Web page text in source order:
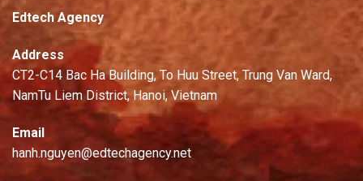
Edtech Agency
Address
CT2-C14 Bac Ha Building, To Huu Street, Trung Van Ward,
NamTu Liem District, Hanoi, Vietnam
Email
hanh.nguyen@edtechagency.net